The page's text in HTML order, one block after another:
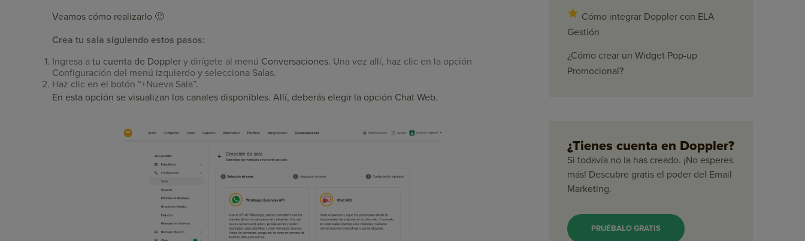
Veamos cómo realizarlo 🙂
Crea tu sala siguiendo estos pasos:
Ingresa a tu cuenta de Doppler y dirígete al menú Conversaciones. Una vez allí, haz clic en la opción
Configuración del menú izquierdo y selecciona Salas.
Haz clic en el botón “+Nueva Sala”.
En esta opción se visualizan los canales disponibles. Allí, deberás elegir la opción Chat Web.
Cómo integrar Doppler con ELA
Gestión
¿Cómo crear un Widget Pop-up
Promocional?
¿Tienes cuenta en Doppler?
Si todavía no la has creado. ¡No esperes
más! Descubre gratis el poder del Email
Marketing.
PRUÉBALO GRATIS